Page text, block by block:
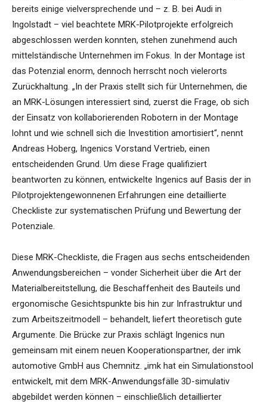
bereits einige vielversprechende und – z. B. bei Audi in
Ingolstadt – viel beachtete MRK-Pilotprojekte erfolgreich
abgeschlossen werden konnten, stehen zunehmend auch
mittelständische Unternehmen im Fokus. In der Montage ist
das Potenzial enorm, dennoch herrscht noch vielerorts
Zurückhaltung. „In der Praxis stellt sich für Unternehmen, die
an MRK-Lösungen interessiert sind, zuerst die Frage, ob sich
der Einsatz von kollaborierenden Robotern in der Montage
lohnt und wie schnell sich die Investition amortisiert“, nennt
Andreas Hoberg, Ingenics Vorstand Vertrieb, einen
entscheidenden Grund. Um diese Frage qualifiziert
beantworten zu können, entwickelte Ingenics auf Basis der in
Pilotprojektengewonnenen Erfahrungen eine detaillierte
Checkliste zur systematischen Prüfung und Bewertung der
Potenziale.
Diese MRK-Checkliste, die Fragen aus sechs entscheidenden
Anwendungsbereichen – vonder Sicherheit über die Art der
Materialbereitstellung, die Beschaffenheit des Bauteils und
ergonomische Gesichtspunkte bis hin zur Infrastruktur und
zum Arbeitszeitmodell – behandelt, liefert theoretisch gute
Argumente. Die Brücke zur Praxis schlägt Ingenics nun
gemeinsam mit einem neuen Kooperationspartner, der imk
automotive GmbH aus Chemnitz. „imk hat ein Simulationstool
entwickelt, mit dem MRK-Anwendungsfälle 3D-simulativ
abgebildet werden können – einschließlich detaillierter